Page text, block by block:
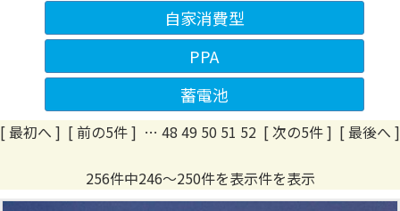
自家消費型
PPA
蓄電池
[ 最初へ ] [ 前の5件 ] … 48 49 50 51 52 [ 次の5件 ] [ 最後へ ]
256件中246～250件を表示件を表示